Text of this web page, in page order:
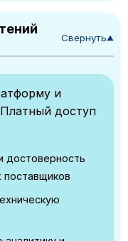
Свернуть▼
и
доступ
достоверность